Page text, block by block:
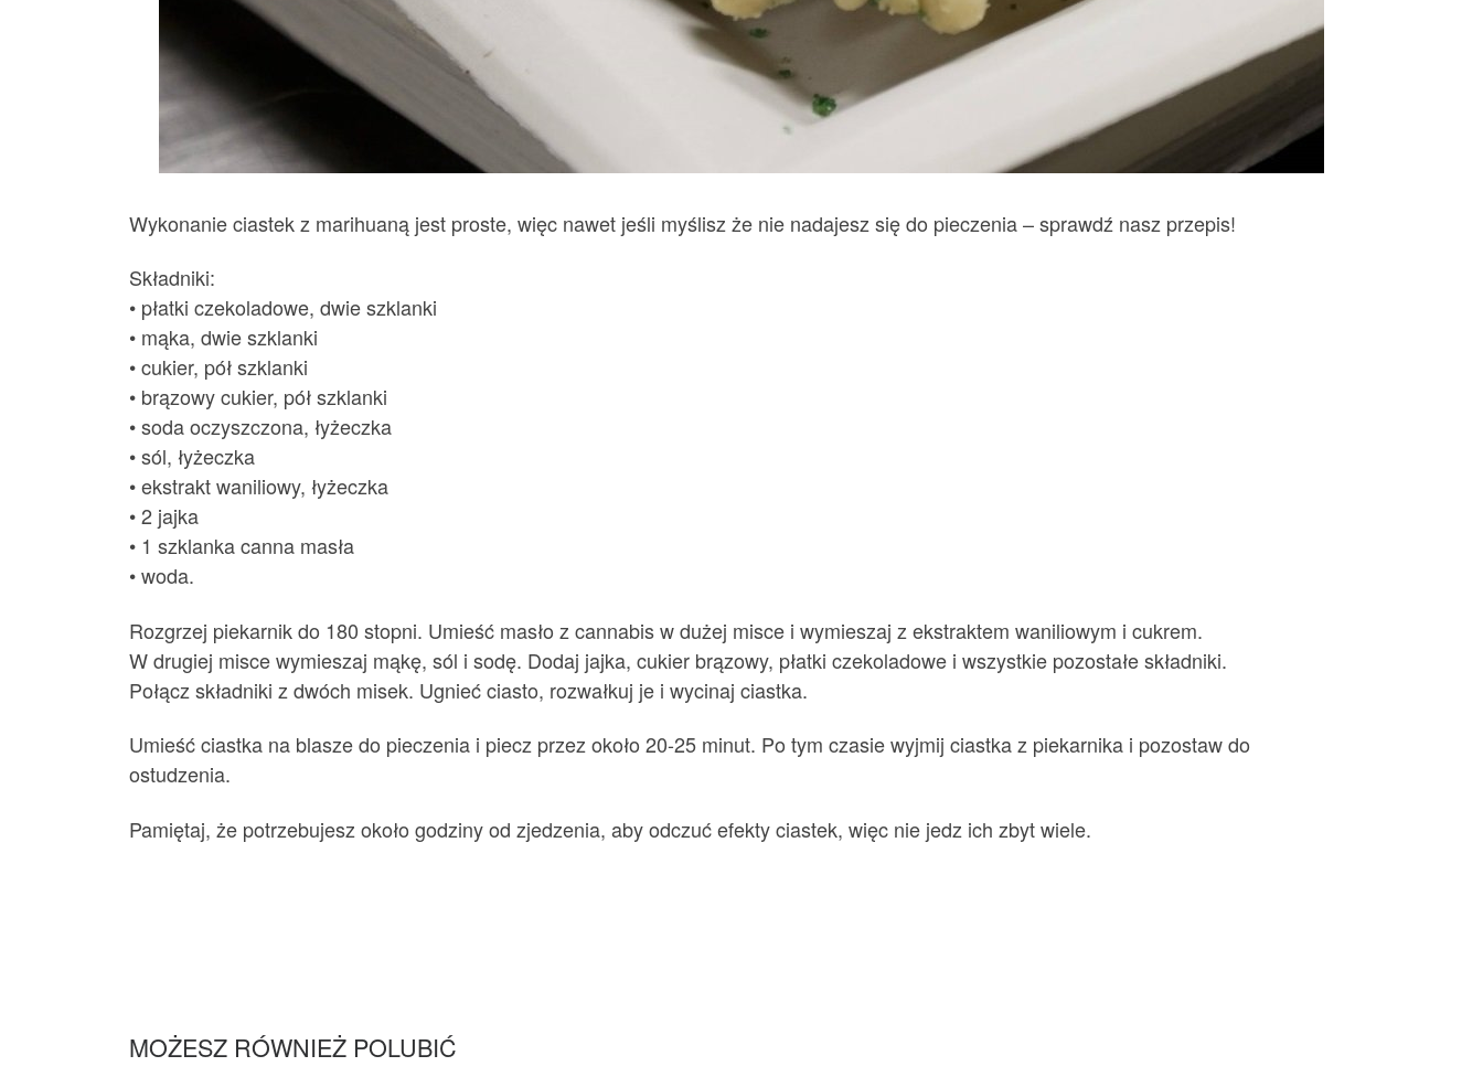
Wykonanie ciastek z marihuaną jest proste, więc nawet jeśli myślisz że nie nadajesz się do pieczenia – sprawdź nasz przepis!
Składniki:
• płatki czekoladowe, dwie szklanki
• mąka, dwie szklanki
• cukier, pół szklanki
• brązowy cukier, pół szklanki
• soda oczyszczona, łyżeczka
• sól, łyżeczka
• ekstrakt waniliowy, łyżeczka
• 2 jajka
• 1 szklanka canna masła
• woda.
Rozgrzej piekarnik do 180 stopni. Umieść masło z cannabis w dużej misce i wymieszaj z ekstraktem waniliowym i cukrem.
W drugiej misce wymieszaj mąkę, sól i sodę. Dodaj jajka, cukier brązowy, płatki czekoladowe i wszystkie pozostałe składniki.
Połącz składniki z dwóch misek. Ugnieć ciasto, rozwałkuj je i wycinaj ciastka.
Umieść ciastka na blasze do pieczenia i piecz przez około 20-25 minut. Po tym czasie wyjmij ciastka z piekarnika i pozostaw do
ostudzenia.
Pamiętaj, że potrzebujesz około godziny od zjedzenia, aby odczuć efekty ciastek, więc nie jedz ich zbyt wiele.
MOŻESZ RÓWNIEŻ POLUBIĆ